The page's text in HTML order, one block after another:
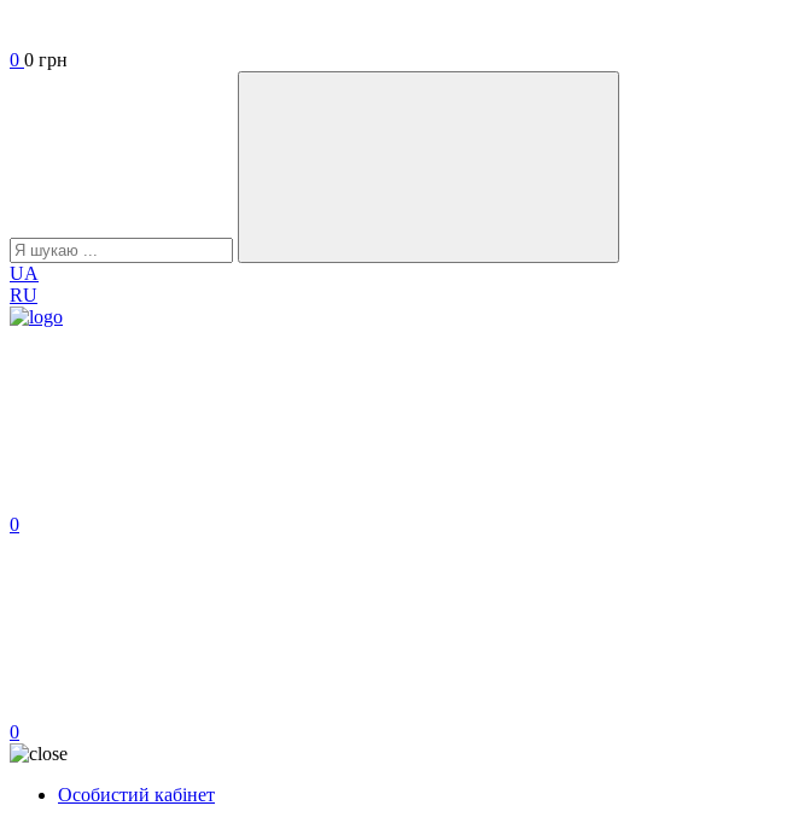
0 0 грн
UA
RU
0
0
Особистий кабінет